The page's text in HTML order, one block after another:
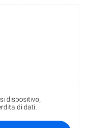
dispositivo,
di dati.